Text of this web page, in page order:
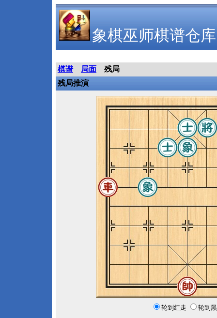
象棋巫师棋谱仓库
棋谱 局面
残局
残局推演
轮到红走 轮到